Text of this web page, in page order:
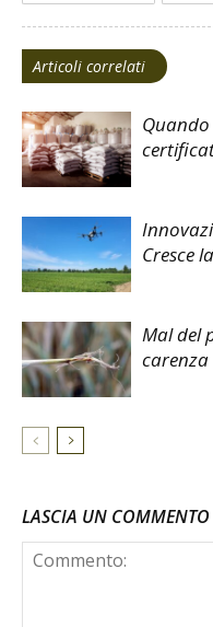
Articoli correlati
Quando
Cresce
Mal del
LASCIA UN COMMENTO